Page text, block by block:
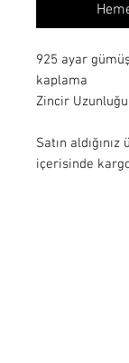
925 ayar
kaplama
Zincir
Satın
içerisinde